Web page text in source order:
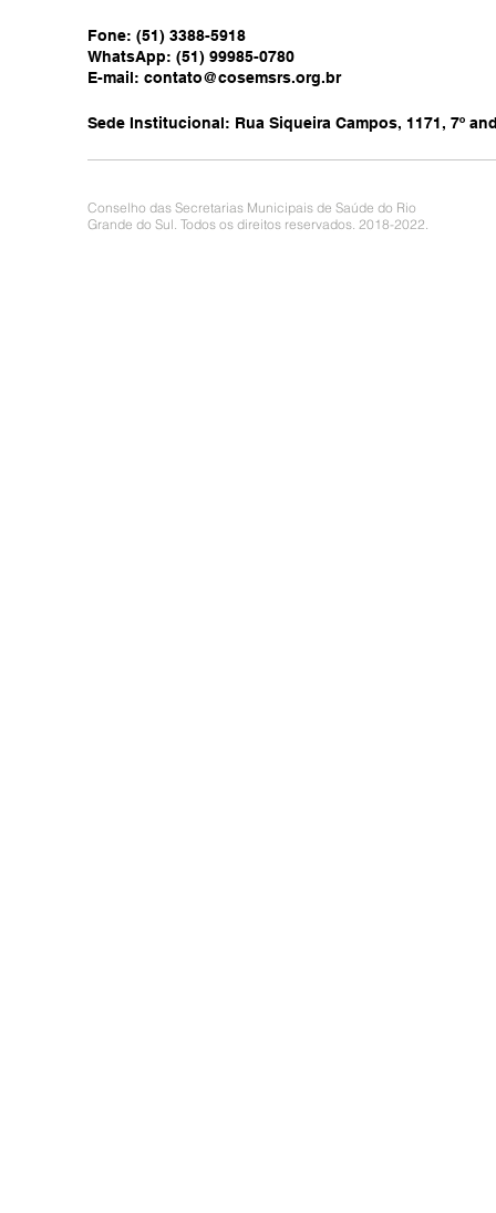
Fone: (51) 3388-5918
WhatsApp: (51) 99985-0780
E-mail: contato@cosemsrs.org.br
Sede Institucional: Rua Siqueira Campos, 1171, 7º
Conselho das Secretarias Municipais de Saúde do Rio
Grande do Sul. Todos os direitos reservados. 2018-2022.